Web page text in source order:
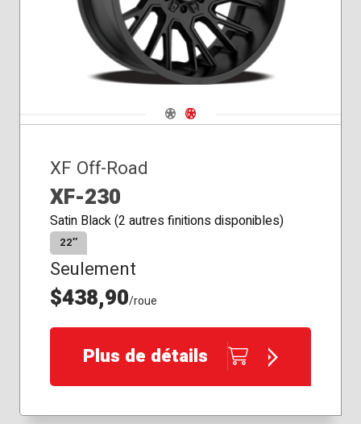
Navigate 1
Navigate 2
XF Off-Road
XF-230
Satin Black (2 autres finitions disponibles)
22″
Seulement
$438,90/roue
Plus de détails